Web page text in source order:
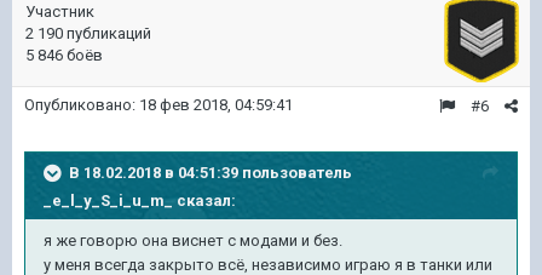
Участник
2 190 публикаций
5 846 боёв
#6
Опубликовано: 18 фев 2018, 04:59:41
В 18.02.2018 в 04:51:39 пользователь
_e_l_y_S_i_u_m_сказал:
я же говорю она виснет с модами и без.
у меня всегда закрыто всё, независимо играю я в танки или